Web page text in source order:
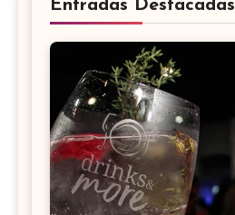
Entradas Destacadas